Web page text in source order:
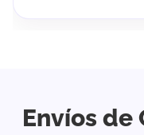
Envíos de